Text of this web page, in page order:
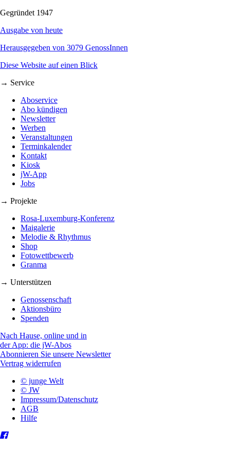
Gegründet 1947
Ausgabe von heute
Herausgegeben von 3079 GenossInnen
Diese Website auf einen Blick
→ Service
Aboservice
Abo kündigen
Newsletter
Werben
Veranstaltungen
Terminkalender
Kontakt
Kiosk
jW-App
Jobs
→ Projekte
Rosa-Luxemburg-Konferenz
Maigalerie
Melodie & Rhythmus
Shop
Fotowettbewerb
Granma
→ Unterstützen
Genossenschaft
Aktionsbüro
Spenden
Nach Hause, online und in
der App: die jW-Abos
Abonnieren Sie unsere Newsletter
Vertrag widerrufen
© junge Welt
© JW
Impressum/Datenschutz
AGB
Hilfe